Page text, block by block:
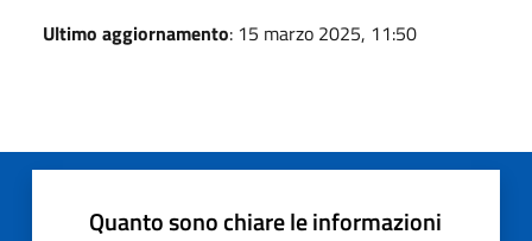
Ultimo aggiornamento: 15 marzo 2025, 11:50
Quanto sono chiare le informazioni